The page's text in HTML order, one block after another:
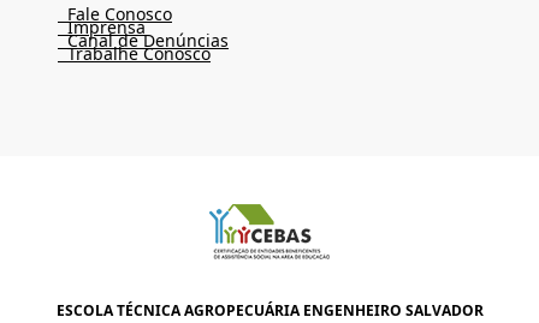
Fale Conosco
Imprensa
Canal de Denúncias
Trabalhe Conosco
ESCOLA TÉCNICA AGROPECUÁRIA ENGENHEIRO SALVADOR